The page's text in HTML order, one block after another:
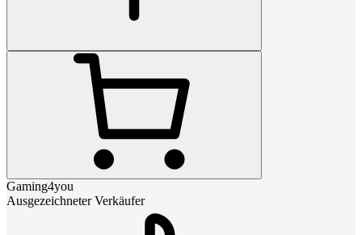
Gaming4you
Ausgezeichneter Verkäufer